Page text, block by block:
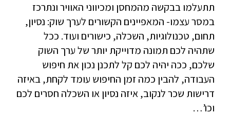
תתעלמו בבקשה מהמחסן ומכיווני האוויר ונתרכז
במסר עצמו- המאפיינים הקשורים לערך שוק: נסיון,
תחום, טכנולוגיות, השכלה, כישורים ועוד. ככל
שתהיה לכם תמונה מדוייקת יותר של ערך השוק
שלכם, ככה יהיה לכם קל לתכנן נכון את חיפוש
העבודה, להבין כמה זמן החיפוש עומד לקחת, באיזה
דרישות שכר לנקוב, איזה נסיון או השכלה חסרים לכם
וכו’…